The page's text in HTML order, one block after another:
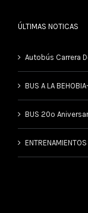
ÚLTIMAS NOTICAS
Autobús Carrera
BUS A LA
BUS 20º